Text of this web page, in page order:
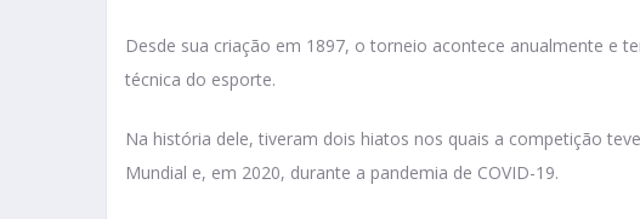
Desde sua criação em 1897, o torneio acontece anualmente e
técnica do esporte.
Na história dele, tiveram dois hiatos nos quais a competição
Mundial e, em 2020, durante a pandemia de COVID-19.